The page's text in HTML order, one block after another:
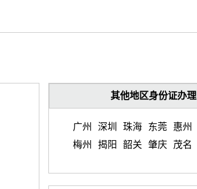
其他地区身份证办理
广州 深圳 珠海 东莞 惠州
梅州
揭阳 韶关 肇庆 茂名